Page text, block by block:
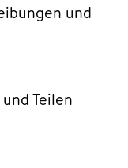
und
Teilen